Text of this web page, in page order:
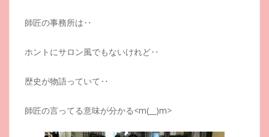
師匠の事務所は‥
ホントにサロン風でもないけれど‥
歴史が物語っていて‥
師匠の言ってる意味が分かる<m(__)m>